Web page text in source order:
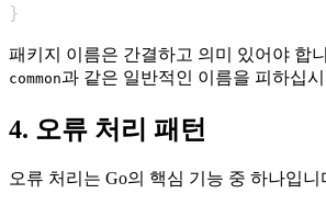
}
패키지 이름은 간결하고 의미 있어야 합
common과 같은 일반적인 이름을 피하십
4. 오류 처리 패턴
오류 처리는 Go의 핵심 기능 중 하나입니